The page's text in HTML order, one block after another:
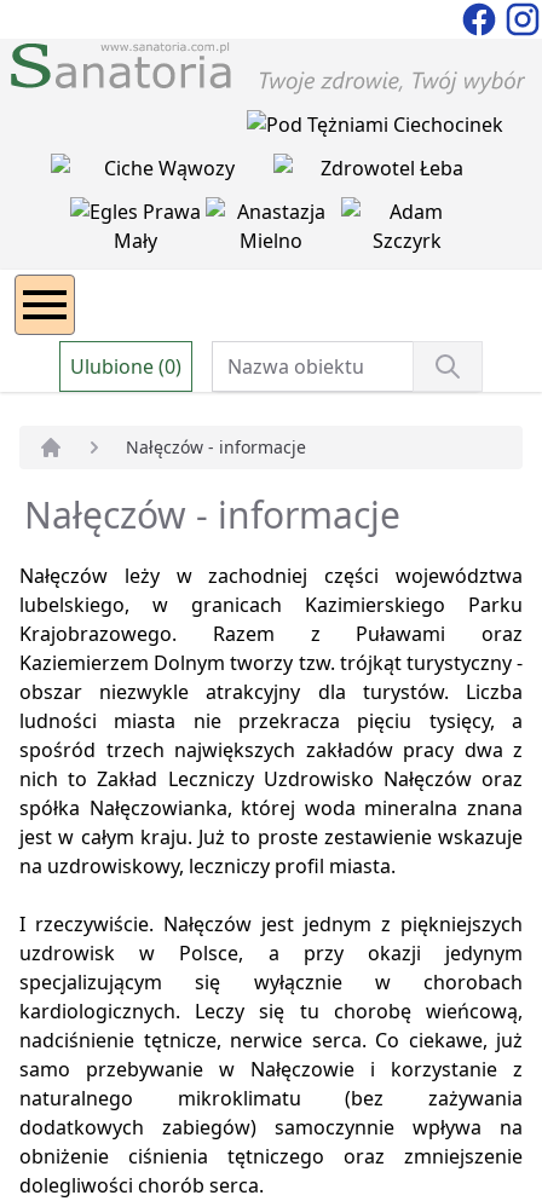
Ulubione (0)
Nałęczów - informacje
Nałęczów - informacje
Nałęczów leży w zachodniej części województwa
lubelskiego, w granicach Kazimierskiego Parku
Krajobrazowego. Razem z Puławami oraz
Kaziemierzem Dolnym tworzy tzw. trójkąt turystyczny -
obszar niezwykle atrakcyjny dla turystów. Liczba
ludności miasta nie przekracza pięciu tysięcy, a
spośród trzech największych zakładów pracy dwa z
nich to Zakład Leczniczy Uzdrowisko Nałęczów oraz
spółka Nałęczowianka, której woda mineralna znana
jest w całym kraju. Już to proste zestawienie wskazuje
na uzdrowiskowy, leczniczy profil miasta.
I rzeczywiście. Nałęczów jest jednym z piękniejszych
uzdrowisk w Polsce, a przy okazji jedynym
specjalizującym się wyłącznie w chorobach
kardiologicznych. Leczy się tu chorobę wieńcową,
nadciśnienie tętnicze, nerwice serca. Co ciekawe, już
samo przebywanie w Nałęczowie i korzystanie z
naturalnego mikroklimatu (bez zażywania
dodatkowych zabiegów) samoczynnie wpływa na
obniżenie ciśnienia tętniczego oraz zmniejszenie
dolegliwości chorób serca.